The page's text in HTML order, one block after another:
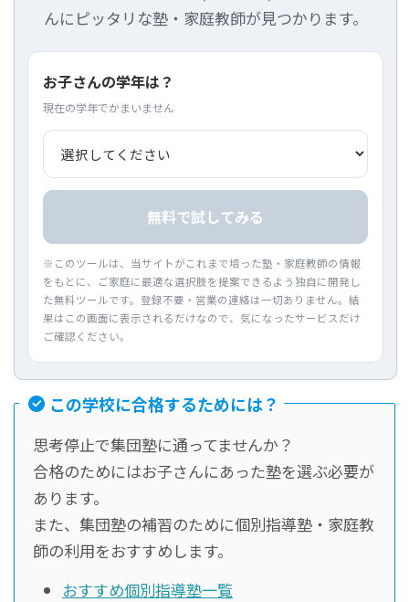
んにピッタリな塾・家庭教師が見つかります。
お子さんの学年は？
現在の学年でかまいません
無料で試してみる
※このツールは、当サイトがこれまで培った塾・家庭教師の情報
をもとに、ご家庭に最適な選択肢を提案できるよう独自に開発し
た無料ツールです。登録不要・営業の連絡は一切ありません。結
果はこの画面に表示されるだけなので、気になったサービスだけ
ご確認ください。
この学校に合格するためには？
思考停止で集団塾に通ってませんか？
合格のためにはお子さんにあった塾を選ぶ必要が
あります。
また、集団塾の補習のために個別指導塾・家庭教
師の利用をおすすめします。
おすすめ個別指導塾一覧